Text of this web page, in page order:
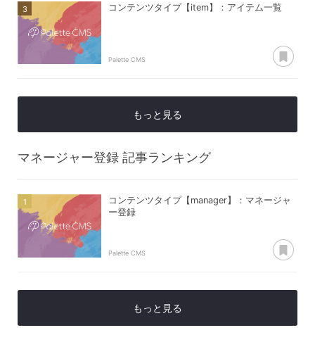
コンテンツタイプ【item】：アイテム一覧
Palette CMS
もっと見る
マネージャー登録 記事ランキング
コンテンツタイプ【manager】：マネージャ
ー登録
Palette CMS
もっと見る